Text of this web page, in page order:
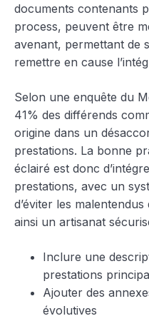
documents contenants
process, peuvent être
avenant, permettant de
remettre en cause
Selon une enquête du
41% des différends
origine dans un
prestations. La bonne
éclairé est donc
prestations, avec un
d’éviter les
ainsi un artisanat
Inclure une
prestations
Ajouter des
évolutives